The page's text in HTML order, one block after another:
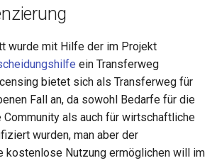
wurde mit Hilfe der im Projekt
ein Transferweg
bietet sich als Transferweg für
Fall an, da sowohl Bedarfe für die
als auch für wirtschaftliche
wurden, man aber der
kostenlose Nutzung ermöglichen will im